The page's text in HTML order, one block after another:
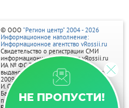
НЕ ПРОПУСТИ!
© ООО "Регион центр" 2004 - 2026
Информационное наполнение:
Информационное агентство vRossii.ru
Свидетельство о регистрации СМИ
информационного агентства vRossii.ru
ИА № ФС 77‑35502
выдано РОСКОМНАДЗОРом 04 марта
2009г.
И. О. Главного редактора Нарыков А. Н.
Баннеры на портале размещаются на
правах рекламы.